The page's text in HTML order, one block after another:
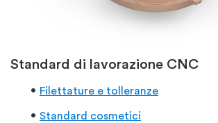
Standard di lavorazione CNC
Filettature e tolleranze
Standard cosmetici